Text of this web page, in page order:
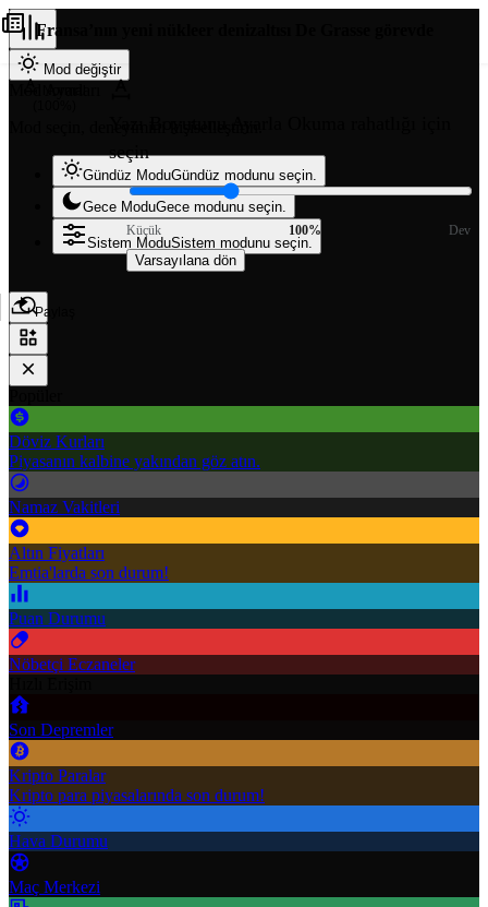
Mod değiştir
Gündüz ModuGündüz modunu seçin.
Gece ModuGece modunu seçin.
Sistem ModuSistem modunu seçin.
Döviz Kurları
Piyasanın kalbine yakından göz atın.
Namaz Vakitleri
Altın Fiyatları
Emtia'larda son durum!
Puan Durumu
Nöbetçi Eczaneler
Son Depremler
Kripto Paralar
Kripto para piyasalarında son durum!
Hava Durumu
Maç Merkezi
Fransa’nın yeni nükleer denizaltısı De Grasse görevde
seçin
Küçük 100% Dev
Varsayılana dön
Paylaş